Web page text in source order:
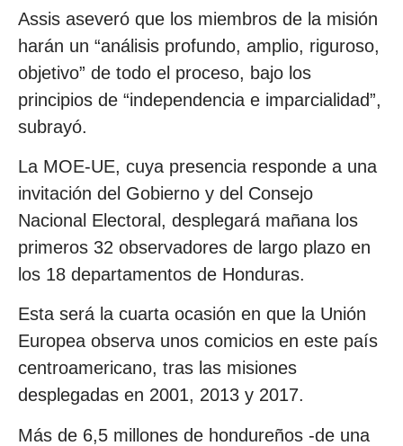
Assis aseveró que los miembros de la misión
harán un “análisis profundo, amplio, riguroso,
objetivo” de todo el proceso, bajo los
principios de “independencia e imparcialidad”,
subrayó.
La MOE-UE, cuya presencia responde a una
invitación del Gobierno y del Consejo
Nacional Electoral, desplegará mañana los
primeros 32 observadores de largo plazo en
los 18 departamentos de Honduras.
Esta será la cuarta ocasión en que la Unión
Europea observa unos comicios en este país
centroamericano, tras las misiones
desplegadas en 2001, 2013 y 2017.
Más de 6,5 millones de hondureños -de una